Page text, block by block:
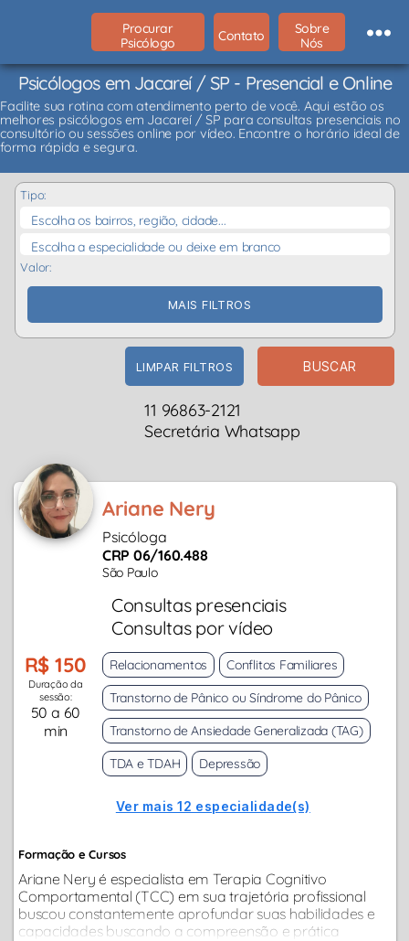
Procurar
Psicólogo
Contato
Sobre
Nós
Psicólogos em Jacareí / SP - Presencial e Online
Facilite sua rotina com atendimento perto de você. Aqui estão os
melhores psicólogos em Jacareí / SP para consultas presenciais no
consultório ou sessões online por vídeo. Encontre o horário ideal de
forma rápida e segura.
Tipo:
Escolha os bairros, região, cidade...
Escolha a especialidade ou deixe em branco
Valor:
MAIS FILTROS
LIMPAR FILTROS BUSCAR
11 96863-2121
Secretária Whatsapp
Ariane Nery
Psicóloga
CRP 06/160.488
São Paulo
Consultas presenciais
Consultas por vídeo
R$ 150
Duração da
sessão:
50 a 60
min
Relacionamentos
Conflitos Familiares
Transtorno de Pânico ou Síndrome do Pânico
Transtorno de Ansiedade Generalizada (TAG)
TDA e TDAH
Depressão
Ver mais 12 especialidade(s)
Formação e Cursos
Ariane Nery é especialista em Terapia Cognitivo
Comportamental (TCC) em sua trajetória profissional
buscou constantemente aprofundar suas habilidades e
capacidades buscando a compreensão e prática